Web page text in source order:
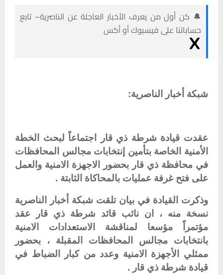
🔔 كن أول من يعرف الأخبار العاجلة عن الناصرية– تابع
حساباتنا على فيسبوك أو أكس
شبكة أخبار الناصرية:
عقدت قيادة شرطة ذي قار اجتماعاً لبحث الخطة
الأمنية الخاصة بتأمين إنتخابات مجالس المحافظات
في محافظة ذي قار بحضور الاجهزة الامنية والعمل
على فتح غرفة عمليات بالمحاكاة الثابتة .
وذكرت القيادة في بيان تلقت شبكة أخبار الناصرية
نسخة منه ، ان نائب قائد شرطة ذي قار عقد
مؤتمراً مؤسعا لمناقشة الاستعدادات الامنية
بانتخابات مجالس المحافظات المقبلة ، بحضور
ممثلي الأجهزة الامنية وعدد من كبار الضباط في
قيادة شرطة ذي قار .